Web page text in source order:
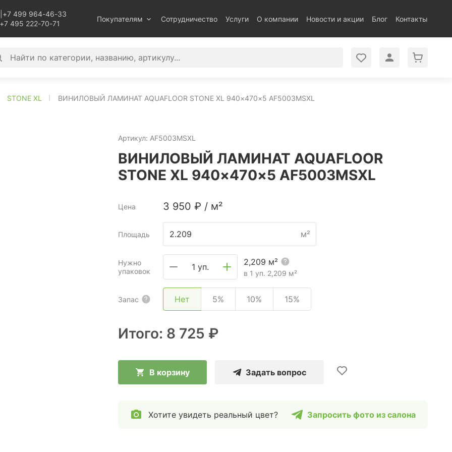
+7 499 964-46-33
+7 495 222-70-71
Покупателям Сотрудничество Услуги О компании Новости и акции Блог Контакты
STONE XL ВИНИЛОВЫЙ ЛАМИНАТ AQUAFLOOR STONE XL 940×470×5 AF5003MSXL
Артикул: AF5003MSXL
ВИНИЛОВЫЙ ЛАМИНАТ AQUAFLOOR
STONE XL 940×470×5 AF5003MSXL
Цена 3 950 ₽ / м²
Площадь м²
Нужно
упаковок
1 уп.
2,209 м²
в 1 уп. 2,209 м²
Запас Нет 5% 10% 15%
Итого: 8 725 ₽
В корзину Задать вопрос
Хотите увидеть реальный цвет? Запросить фото из салона